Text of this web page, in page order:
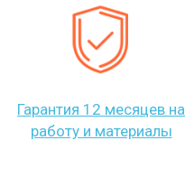
Гарантия 12 месяцев на
работу и материалы